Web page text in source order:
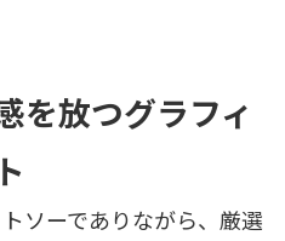
を放つグラフィ
ソーでありながら、厳選